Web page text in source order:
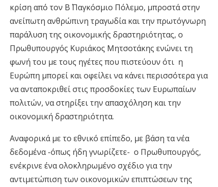
κρίση από τον Β΄ Παγκόσμιο Πόλεμο, μπροστά στην
ανείπωτη ανθρώπινη τραγωδία και την πρωτόγνωρη
παράλυση της οικονομικής δραστηριότητας, ο
Πρωθυπουργός Κυριάκος Μητσοτάκης ενώνει τη
φωνή του με τους ηγέτες που πιστεύουν ότι η
Ευρώπη μπορεί και οφείλει να κάνει περισσότερα για
να ανταποκριθεί στις προσδοκίες των Ευρωπαίων
πολιτών, να στηρίξει την απασχόληση και την
οικονομική δραστηριότητα.
Αναφορικά με το εθνικό επίπεδο, με βάση τα νέα
δεδομένα -όπως ήδη γνωρίζετε- ο Πρωθυπουργός,
ενέκρινε ένα ολοκληρωμένο σχέδιο για την
αντιμετώπιση των οικονομικών επιπτώσεων της